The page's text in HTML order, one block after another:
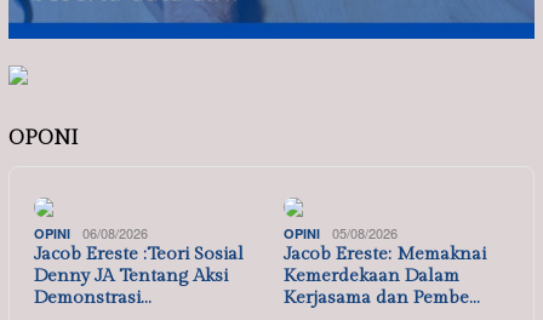
OPONI
OPINI 06/08/2026
Jacob Ereste :Teori Sosial
Denny JA Tentang Aksi
Demonstrasi…
OPINI 05/08/2026
Jacob Ereste: Memaknai
Kemerdekaan Dalam
Kerjasama dan Pembe…